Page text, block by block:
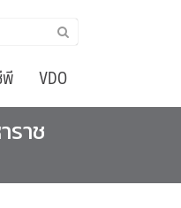
พี VDO
าช